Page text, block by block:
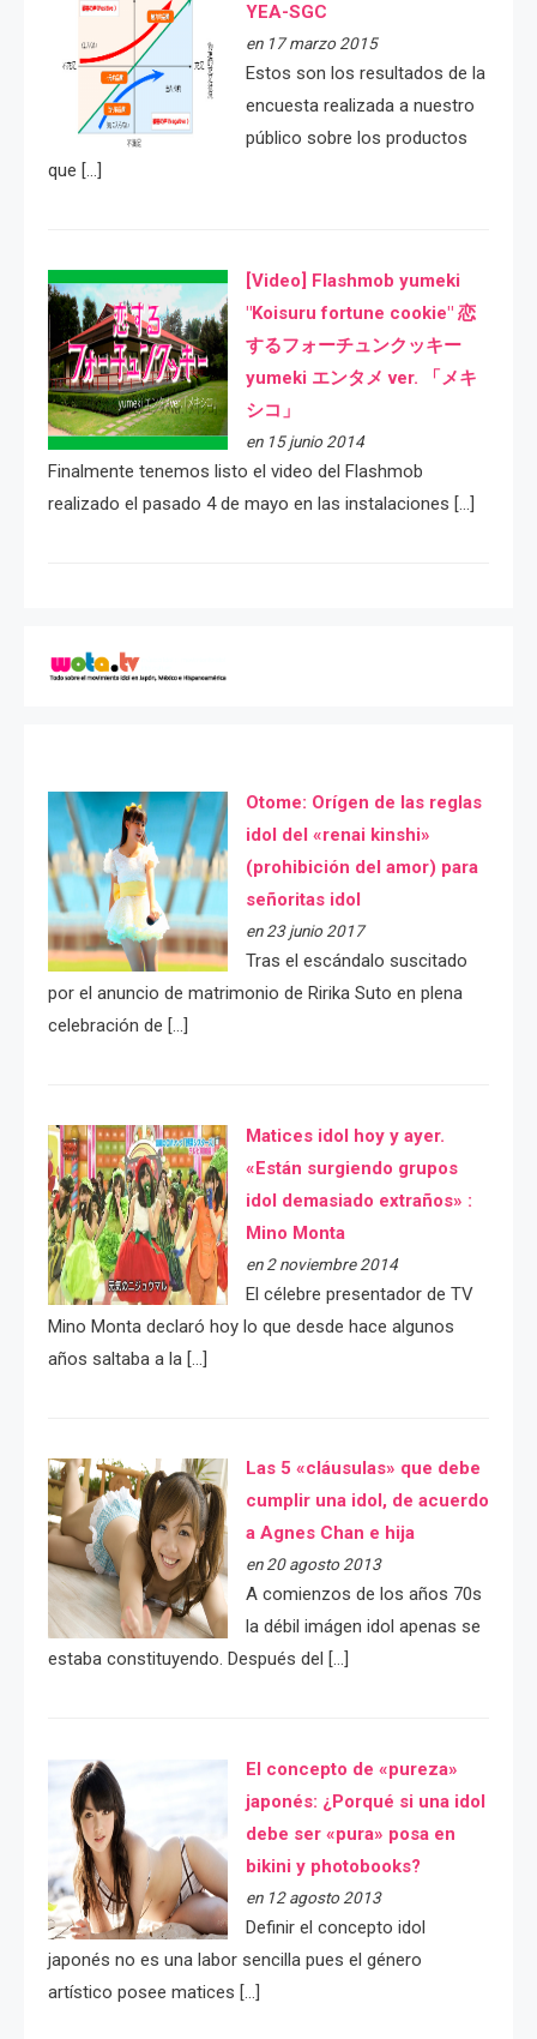
YEA-SGC
en 17 marzo 2015
Estos son los resultados de la
encuesta realizada a nuestro
público sobre los productos
que […]
[Video] Flashmob yumeki
"Koisuru fortune cookie" 恋
するフォーチュンクッキー
yumeki エンタメ ver. 「メキ
シコ」
en 15 junio 2014
Finalmente tenemos listo el video del Flashmob
realizado el pasado 4 de mayo en las instalaciones […]
Otome: Orígen de las reglas
idol del «renai kinshi»
(prohibición del amor) para
señoritas idol
en 23 junio 2017
Tras el escándalo suscitado
por el anuncio de matrimonio de Ririka Suto en plena
celebración de […]
Matices idol hoy y ayer.
«Están surgiendo grupos
idol demasiado extraños» :
Mino Monta
en 2 noviembre 2014
El célebre presentador de TV
Mino Monta declaró hoy lo que desde hace algunos
años saltaba a la […]
Las 5 «cláusulas» que debe
cumplir una idol, de acuerdo
a Agnes Chan e hija
en 20 agosto 2013
A comienzos de los años 70s
la débil imágen idol apenas se
estaba constituyendo. Después del […]
El concepto de «pureza»
japonés: ¿Porqué si una idol
debe ser «pura» posa en
bikini y photobooks?
en 12 agosto 2013
Definir el concepto idol
japonés no es una labor sencilla pues el género
artístico posee matices […]